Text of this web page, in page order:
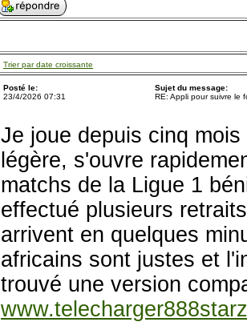
Trier par date croissante
Posté le:
23/4/2026 07:31
Sujet du message:
RE: Appli pour suivre le
Je joue depuis cinq
légère, s'ouvre
matchs de la Ligue 1
effectué plusieurs
arrivent en quelques
africains sont justes et
trouvé une version